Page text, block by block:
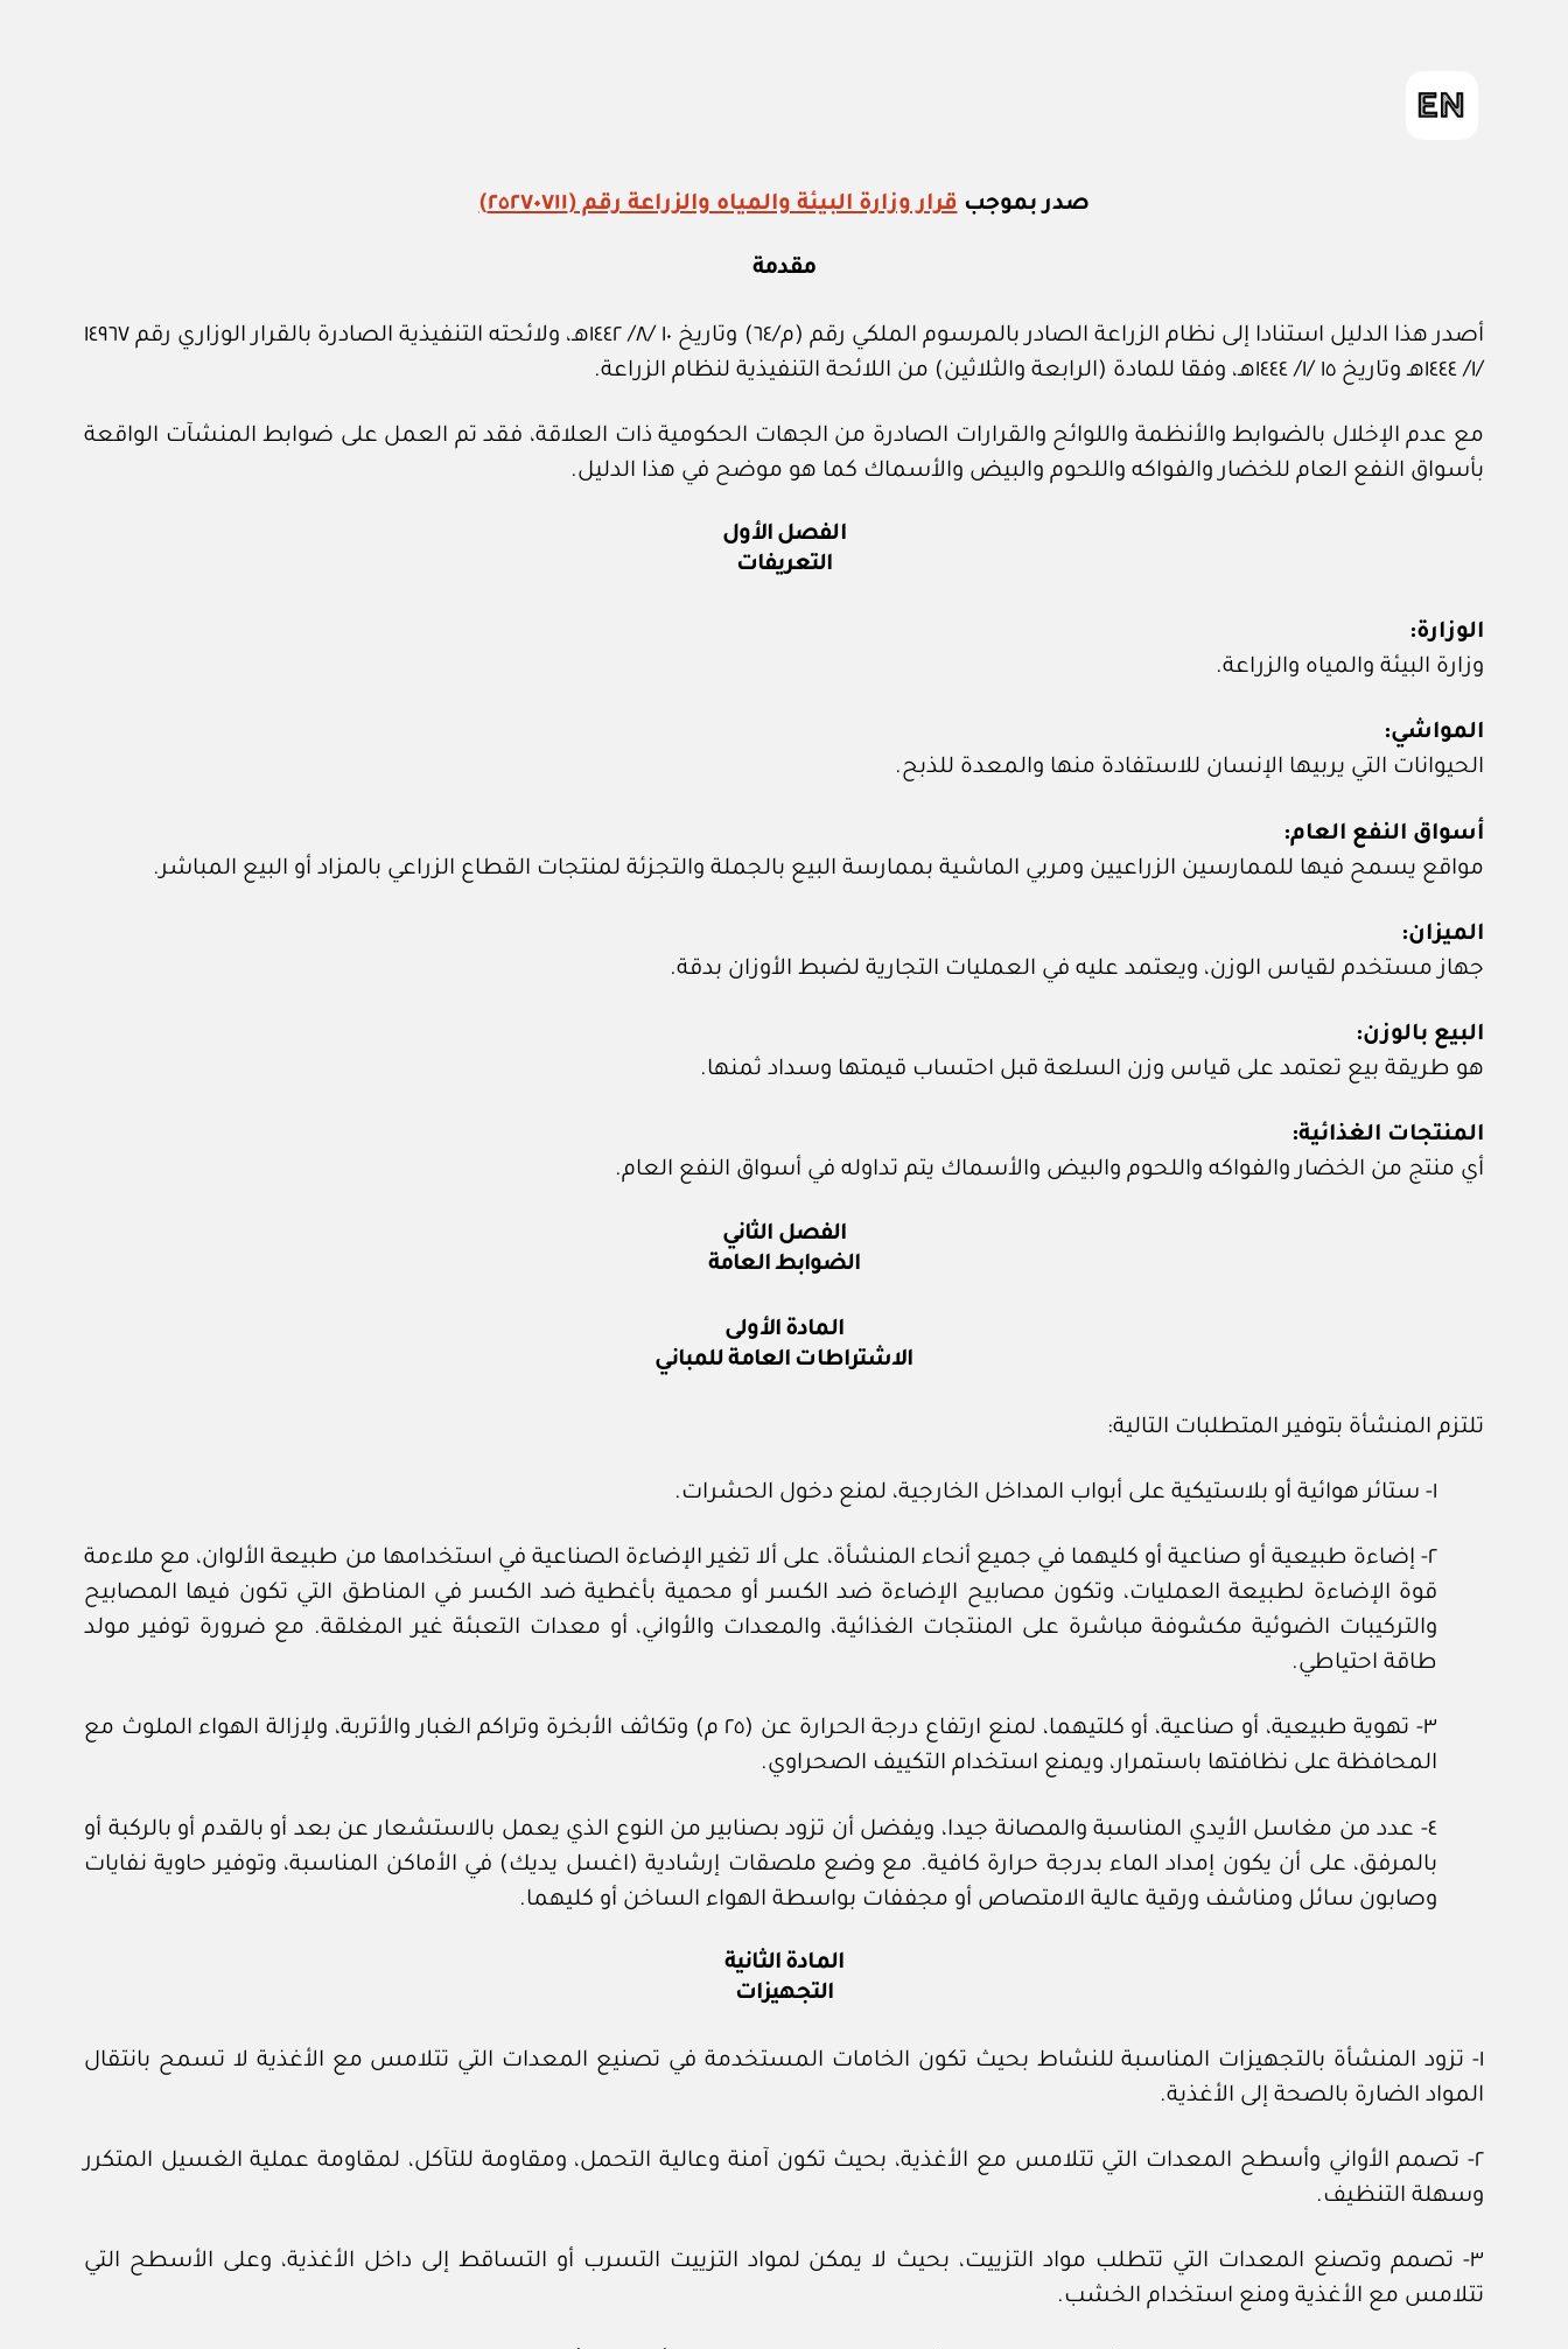
صدر بموجبقرار وزارة البيئة والمياه والزراعة رقم (٢٥٢٧٠٧١١)
مقدمة
أصدر هذا الدليل استنادا إلى نظام الزراعة الصادر بالمرسوم الملكي رقم (م/٦٤) وتاريخ ١٠ /٨/ ١٤٤٢هـ، ولائحته التنفيذية الصادرة بالقرار الوزاري رقم ١٤٩٦٧
/١/ ١٤٤٤هـ وتاريخ ١٥ /١/ ١٤٤٤هـ، وفقا للمادة (الرابعة والثلاثين) من اللائحة التنفيذية لنظام الزراعة.
مع عدم الإخلال بالضوابط والأنظمة واللوائح والقرارات الصادرة من الجهات الحكومية ذات العلاقة، فقد تم العمل على ضوابط المنشآت الواقعة
بأسواق النفع العام للخضار والفواكه واللحوم والبيض والأسماك كما هو موضح في هذا الدليل.
الفصل الأول
التعريفات
الوزارة:
وزارة البيئة والمياه والزراعة.
المواشي:
الحيوانات التي يربيها الإنسان للاستفادة منها والمعدة للذبح.
أسواق النفع العام:
مواقع يسمح فيها للممارسين الزراعيين ومربي الماشية بممارسة البيع بالجملة والتجزئة لمنتجات القطاع الزراعي بالمزاد أو البيع المباشر.
الميزان:
جهاز مستخدم لقياس الوزن، ويعتمد عليه في العمليات التجارية لضبط الأوزان بدقة.
البيع بالوزن:
هو طريقة بيع تعتمد على قياس وزن السلعة قبل احتساب قيمتها وسداد ثمنها.
المنتجات الغذائية:
أي منتج من الخضار والفواكه واللحوم والبيض والأسماك يتم تداوله في أسواق النفع العام.
الفصل الثاني
الضوابط العامة
المادة الأولى
الاشتراطات العامة للمباني
تلتزم المنشأة بتوفير المتطلبات التالية:
١- ستائر هوائية أو بلاستيكية على أبواب المداخل الخارجية، لمنع دخول الحشرات.
٢- إضاءة طبيعية أو صناعية أو كليهما في جميع أنحاء المنشأة، على ألا تغير الإضاءة الصناعية في استخدامها من طبيعة الألوان، مع ملاءمة
قوة الإضاءة لطبيعة العمليات، وتكون مصابيح الإضاءة ضد الكسر أو محمية بأغطية ضد الكسر في المناطق التي تكون فيها المصابيح
والتركيبات الضوئية مكشوفة مباشرة على المنتجات الغذائية، والمعدات والأواني، أو معدات التعبئة غير المغلقة. مع ضرورة توفير مولد
طاقة احتياطي.
٣- تهوية طبيعية، أو صناعية، أو كلتيهما، لمنع ارتفاع درجة الحرارة عن (٢٥ م) وتكاثف الأبخرة وتراكم الغبار والأتربة، ولإزالة الهواء الملوث مع
المحافظة على نظافتها باستمرار، ويمنع استخدام التكييف الصحراوي.
٤- عدد من مغاسل الأيدي المناسبة والمصانة جيدا، ويفضل أن تزود بصنابير من النوع الذي يعمل بالاستشعار عن بعد أو بالقدم أو بالركبة أو
بالمرفق، على أن يكون إمداد الماء بدرجة حرارة كافية. مع وضع ملصقات إرشادية (اغسل يديك) في الأماكن المناسبة، وتوفير حاوية نفايات
وصابون سائل ومناشف ورقية عالية الامتصاص أو مجففات بواسطة الهواء الساخن أو كليهما.
المادة الثانية
التجهيزات
١- تزود المنشأة بالتجهيزات المناسبة للنشاط بحيث تكون الخامات المستخدمة في تصنيع المعدات التي تتلامس مع الأغذية لا تسمح بانتقال
المواد الضارة بالصحة إلى الأغذية.
٢- تصمم الأواني وأسطح المعدات التي تتلامس مع الأغذية، بحيث تكون آمنة وعالية التحمل، ومقاومة للتآكل، لمقاومة عملية الغسيل المتكرر
وسهلة التنظيف.
٣- تصمم وتصنع المعدات التي تتطلب مواد التزييت، بحيث لا يمكن لمواد التزييت التسرب أو التساقط إلى داخل الأغذية، وعلى الأسطح التي
تتلامس مع الأغذية ومنع استخدام الخشب.